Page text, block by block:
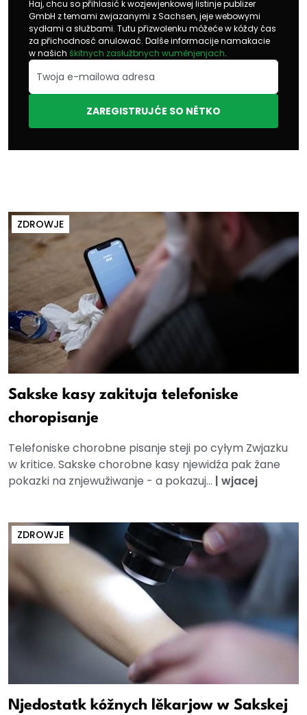
Haj, chcu so přihlasić k wozjewjenkowej listinje publizer
GmbH z temami zwjazanymi z Sachsen, jeje webowymi
sydłami a słužbami. Tutu přizwolenku móžeće w kóždy čas
za přichodnosć anulować. Dalše informacije namakacie
w našich škitnych zasłužbnych wuměnjenjach.
ZAREGISTRUJĆE SO NĚTKO
ZDROWJE
Sakske kasy zakituja telefoniske
choropisanje
Telefoniske chorobne pisanje steji po cyłym Zwjazku
w kritice. Sakske chorobne kasy njewidźa pak žane
pokazki na znjewužiwanje - a pokazuj... | wjacej
ZDROWJE
Njedostatk kóžnych lěkarjow w Sakskej